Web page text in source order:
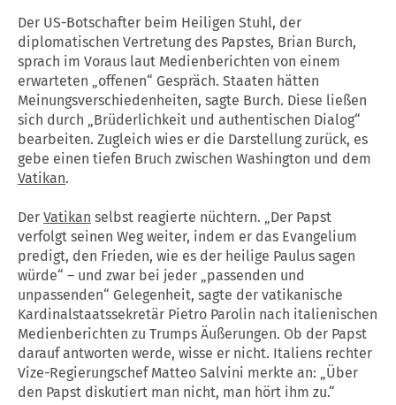
Der US-Botschafter beim Heiligen Stuhl, der
diplomatischen Vertretung des Papstes, Brian Burch,
sprach im Voraus laut Medienberichten von einem
erwarteten „offenen“ Gespräch. Staaten hätten
Meinungsverschiedenheiten, sagte Burch. Diese ließen
sich durch „Brüderlichkeit und authentischen Dialog“
bearbeiten. Zugleich wies er die Darstellung zurück, es
gebe einen tiefen Bruch zwischen Washington und dem
Vatikan.
Der Vatikan selbst reagierte nüchtern. „Der Papst
verfolgt seinen Weg weiter, indem er das Evangelium
predigt, den Frieden, wie es der heilige Paulus sagen
würde“ – und zwar bei jeder „passenden und
unpassenden“ Gelegenheit, sagte der vatikanische
Kardinalstaatssekretär Pietro Parolin nach italienischen
Medienberichten zu Trumps Äußerungen. Ob der Papst
darauf antworten werde, wisse er nicht. Italiens rechter
Vize-Regierungschef Matteo Salvini merkte an: „Über
den Papst diskutiert man nicht, man hört ihm zu.“